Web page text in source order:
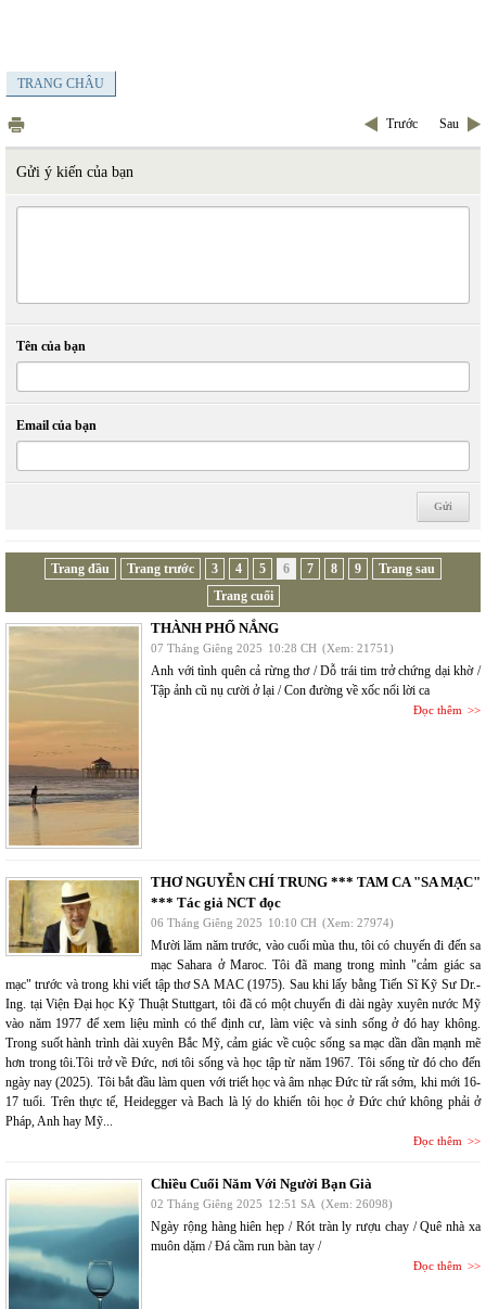
TRANG CHÂU
Trước Sau
Gửi ý kiến của bạn
Tên của bạn
Email của bạn
Trang đầu Trang trước 3 4 5 6 7 8 9
Trang sau
Trang cuối
THÀNH PHỐ NẮNG
07 Tháng Giêng 2025 10:28 CH (Xem: 21751)
Anh với tình quên cả rừng thơ / Dỗ trái tim trở chứng dại khờ /
Tập ảnh cũ nụ cười ở lại / Con đường về xốc nổi lời ca
Đọc thêm
THƠ NGUYỄN CHÍ TRUNG *** TAM CA "SA MẠC"
*** Tác giả NCT đọc
06 Tháng Giêng 2025 10:10 CH (Xem: 27974)
Mười lăm năm trước, vào cuối mùa thu, tôi có chuyến đi đến sa
mạc Sahara ở Maroc. Tôi đã mang trong mình "cảm giác sa
mạc" trước và trong khi viết tập thơ SA MAC (1975). Sau khi lấy bằng Tiến Sĩ Kỹ Sư Dr.-
Ing. tại Viện Đại học Kỹ Thuật Stuttgart, tôi đã có một chuyến đi dài ngày xuyên nước Mỹ
vào năm 1977 để xem liệu mình có thể định cư, làm việc và sinh sống ở đó hay không.
Trong suốt hành trình dài xuyên Bắc Mỹ, cảm giác về cuộc sống sa mạc dần dần mạnh mẽ
hơn trong tôi.Tôi trở về Đức, nơi tôi sống và học tập từ năm 1967. Tôi sống từ đó cho đến
ngày nay (2025). Tôi bắt đầu làm quen với triết học và âm nhạc Đức từ rất sớm, khi mới 16-
17 tuổi. Trên thực tế, Heidegger và Bach là lý do khiến tôi học ở Đức chứ không phải ở
Pháp, Anh hay Mỹ...
Đọc thêm
Chiều Cuối Năm Với Người Bạn Già
02 Tháng Giêng 2025 12:51 SA (Xem: 26098)
Ngày rộng hàng hiên hẹp / Rót tràn ly rượu chay / Quê nhà xa
muôn dặm / Đá cầm run bàn tay /
Đọc thêm